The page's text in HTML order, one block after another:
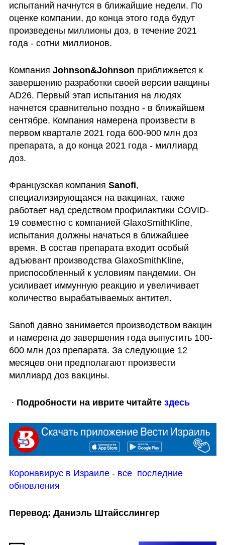
испытаний начнутся в ближайшие недели. По
оценке компании, до конца этого года будут
произведены миллионы доз, в течение 2021
года - сотни миллионов.
Компания Johnson&Johnson приближается к
завершению разработки своей версии вакцины
AD26. Первый этап испытания на людях
начнется сравнительно поздно - в ближайшем
сентябре. Компания намерена произвести в
первом квартале 2021 года 600-900 млн доз
препарата, а до конца 2021 года - миллиард
доз.
Французская компания Sanofi,
специализирующаяся на вакцинах, также
работает над средством профилактики COVID-
19 совместно с компанией GlaxoSmithKline,
испытания должны начаться в ближайшее
время. В состав препарата входит особый
адъювант производства GlaxoSmithKline,
приспособленный к условиям пандемии. Он
усиливает иммунную реакцию и увеличивает
количество вырабатываемых антител.
Sanofi давно занимается производством вакцин
и намерена до завершения года выпустить 100-
600 млн доз препарата. За следующие 12
месяцев они предполагают произвести
миллиард доз вакцины.
∙ Подробности на иврите читайте здесь
Коронавирус в Израиле - все  последние
обновления
Перевод: Даниэль Штайсслингер